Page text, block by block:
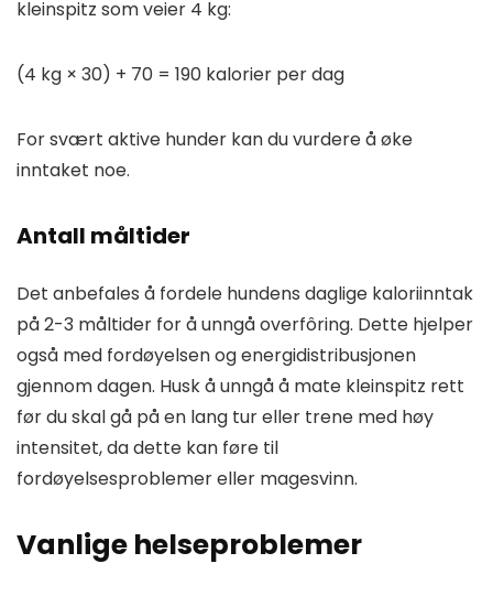
kleinspitz som veier 4 kg:
(4 kg × 30) + 70 = 190 kalorier per dag
For svært aktive hunder kan du vurdere å øke
inntaket noe.
Antall måltider
Det anbefales å fordele hundens daglige kaloriinntak
på 2-3 måltider for å unngå overfôring. Dette hjelper
også med fordøyelsen og energidistribusjonen
gjennom dagen. Husk å unngå å mate kleinspitz rett
før du skal gå på en lang tur eller trene med høy
intensitet, da dette kan føre til
fordøyelsesproblemer eller magesvinn.
Vanlige helseproblemer